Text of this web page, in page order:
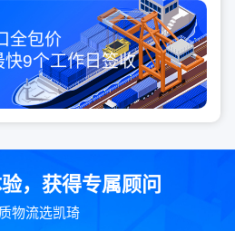
全包价
快9个工作日签收
，获得专属顾问
物流选凯琦